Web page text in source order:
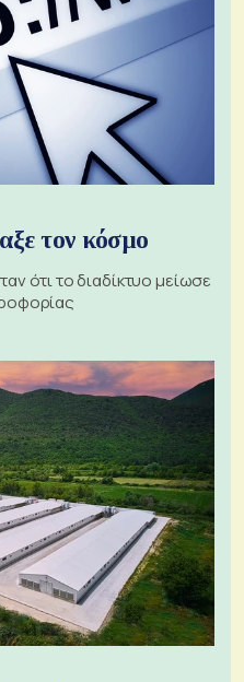
τον κόσμο
ότι το διαδίκτυο μείωσε